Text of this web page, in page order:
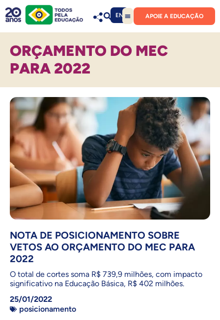
EN APOIE A EDUCAÇÃO
ORÇAMENTO DO MEC
PARA 2022
NOTA DE POSICIONAMENTO SOBRE
VETOS AO ORÇAMENTO DO MEC PARA
2022
O total de cortes soma R$ 739,9 milhões, com impacto
significativo na Educação Básica, R$ 402 milhões.
25/01/2022
posicionamento